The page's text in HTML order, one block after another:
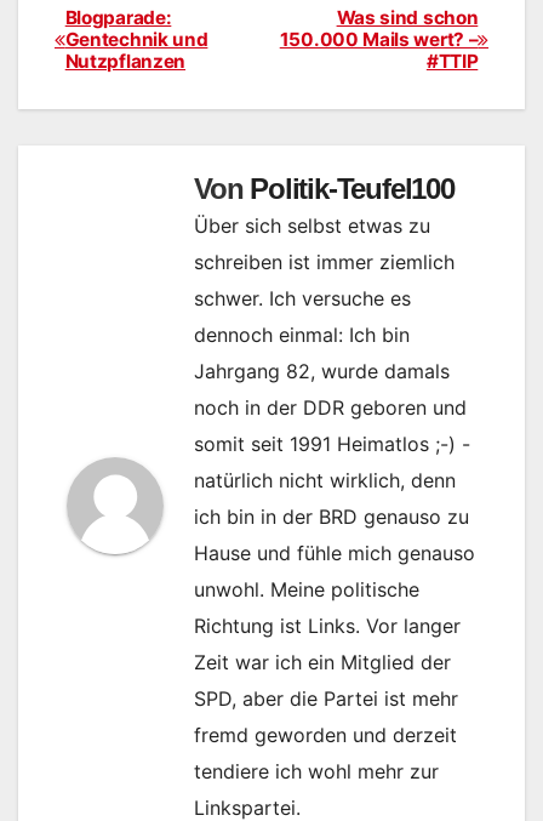
BeitragsnavigationWas sind schon
150.000 Mails wert? –
#TTIP
Blogparade:
Gentechnik und
Nutzpflanzen
Von Politik-Teufel100
Über sich selbst etwas zu
schreiben ist immer ziemlich
schwer. Ich versuche es
dennoch einmal: Ich bin
Jahrgang 82, wurde damals
noch in der DDR geboren und
somit seit 1991 Heimatlos ;-) -
natürlich nicht wirklich, denn
ich bin in der BRD genauso zu
Hause und fühle mich genauso
unwohl. Meine politische
Richtung ist Links. Vor langer
Zeit war ich ein Mitglied der
SPD, aber die Partei ist mehr
fremd geworden und derzeit
tendiere ich wohl mehr zur
Linkspartei.